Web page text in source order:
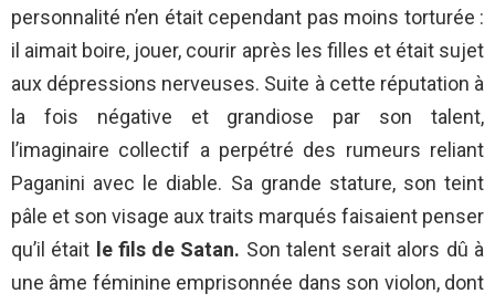
personnalité n’en était cependant pas moins torturée :
il aimait boire, jouer, courir après les filles et était sujet
aux dépressions nerveuses. Suite à cette réputation à
la fois négative et grandiose par son talent,
l’imaginaire collectif a perpétré des rumeurs reliant
Paganini avec le diable. Sa grande stature, son teint
pâle et son visage aux traits marqués faisaient penser
qu’il était le fils de Satan. Son talent serait alors dû à
une âme féminine emprisonnée dans son violon, dont